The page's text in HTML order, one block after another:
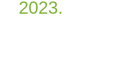
2023.